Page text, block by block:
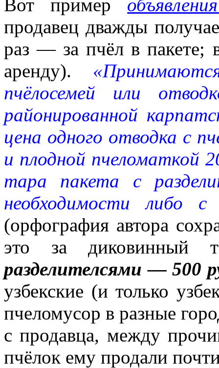
Вот пример
продавец дважды
раз — за пчёл в пакете;
аренду). «
пчёлосемей или
районированной
цена одного отводка с
и плодной пчеломаткой
тара пакета с
необходимости либо с
(орфография автора
это за диковинный
разделителсями — 500
узбекские (и только
пчеломусор в разные
с продавца, между
пчёлок ему продали